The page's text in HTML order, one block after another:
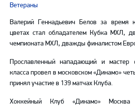
Ветераны
Валерий Геннадьевич Белов за время
цветах стал обладателем Кубка МХЛ,
чемпионата МХЛ, дважды финалистом
Прославленный нападающий и мастер
класса провел в московском «Динамо»
принял участие в 139 матчах Клуба.
Хоккейный Клуб «Динамо» Москва